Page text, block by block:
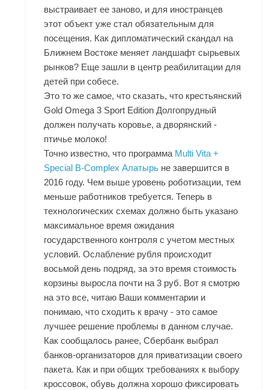
выстраивает ее заново, и для иностранцев
этот объект уже стал обязательным для
посещения. Как дипломатический скандал на
Ближнем Востоке меняет ландшафт сырьевых
рынков? Еще зашли в центр реабилитации для
детей при собесе.
Это то же самое, что сказать, что крестьянский
Gold Omega 3 Sport Edition Долгопрудный
должен получать коровье, а дворянский -
птичье молоко!
Точно известно, что программа Multi Vita +
Special B-Complex Алатырь не завершится в
2016 году. Чем выше уровень роботизации, тем
меньше работников требуется. Теперь в
технологических схемах должно быть указано
максимальное время ожидания
государственного контроля с учетом местных
условий. Ослабление рубля происходит
восьмой день подряд, за это время стоимость
корзины выросла почти на 3 руб. Вот я смотрю
на это все, читаю Ваши комментарии и
понимаю, что сходить к врачу - это самое
лучшее решение проблемы в данном случае.
Как сообщалось ранее, Сбербанк выбрал
банков-организаторов для приватизации своего
пакета. Как и при общих требованиях к выбору
кроссовок, обувь должна хорошо фиксировать